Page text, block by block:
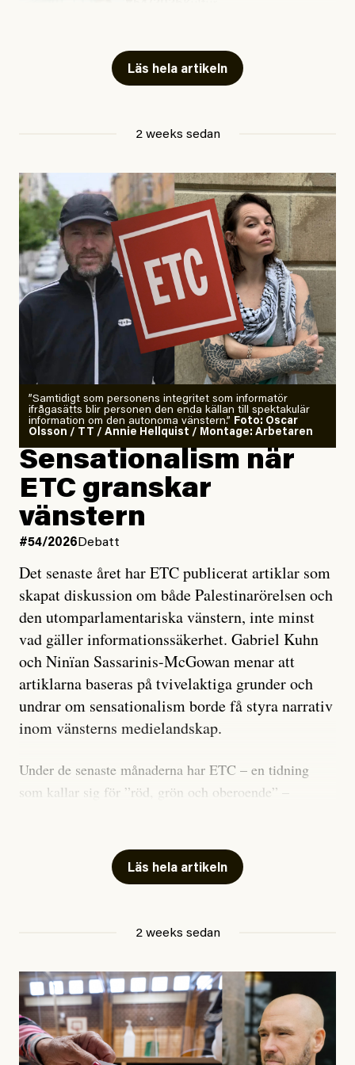
Läs hela artikeln
2 weeks sedan
”Samtidigt som personens integritet som informatör
ifrågasätts blir personen den enda källan till spektakulär
information om den autonoma vänstern.” Foto: Oscar
Olsson / TT / Annie Hellquist / Montage: Arbetaren
Sensationalism när
ETC granskar
vänstern
#54/2026 Debatt
Det senaste året har ETC publicerat artiklar som
skapat diskussion om både Palestinarörelsen och
den utomparlamentariska vänstern, inte minst
vad gäller informationssäkerhet. Gabriel Kuhn
och Ninïan Sassarinis-McGowan menar att
artiklarna baseras på tvivelaktiga grunder och
undrar om sensationalism borde få styra narrativ
inom vänsterns medielandskap.
Under de senaste månaderna har ETC – en tidning
som kallar sig för ”röd, grön och oberoende” –
skriver för? Vad betyder det att vara en ”röd, grön och
oberoende” tidning? Och vad är egentligen bra
utpekas som israelisk infiltratör”. Enligt ingressen
handlar artikeln om en person vars ”bakgrund skapar
splittring och oro i rörelsen”. Problemet är att artikeln
skapar betydligt mer oro i palestinarörelsen – och den
Läs hela artikeln
2 weeks sedan